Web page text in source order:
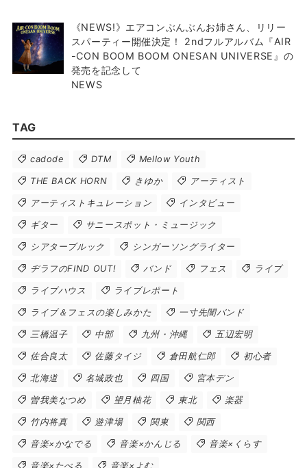
《NEWS!》エアコンぶんぶんお姉さん、リリー
スパーティー開催決定！ 2ndフルアルバム『AIR
-CON BOOM BOOM ONESAN UNIVERSE』の
発売を記念して
NEWS
TAG
cadode DTM Mellow Youth
THE BACK HORN きゆか アーティスト
アーティストキュレーション インタビュー
ギター サニースポット・ミュージック
シアターブルック シンガーソングライター
ヂラフのFIND OUT! バンド フェス ライブ
ライブハウス ライブレポート
ライブ＆フェスの楽しみかた 一寸先闇バンド
三橋温子 中部 九州・沖縄 五辺宏明
佐合良太 佐藤タイジ 倉田航仁郎 初心者
北海道 名城政也 四国 宮本デン
曽我美なつめ 望月柚花 東北 楽器
竹内将真 遊津場 関東 関西
音楽×かなでる 音楽×かんじる 音楽×くらす
音楽×たべる 音楽×よむ